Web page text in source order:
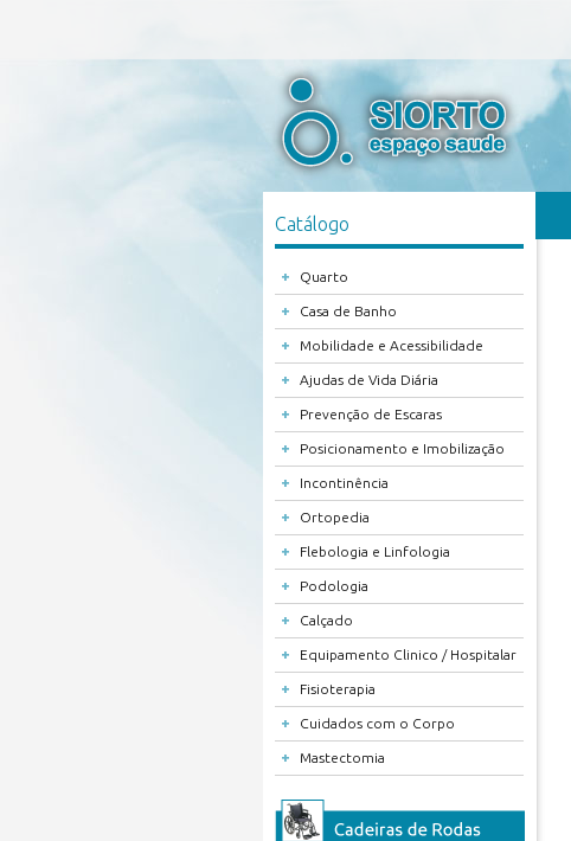
Catálogo
+ Quarto
+ Casa de Banho
+ Mobilidade e Acessibilidade
+ Ajudas de Vida Diária
+ Prevenção de Escaras
+ Posicionamento e Imobilização
+ Incontinência
+ Ortopedia
+ Flebologia e Linfologia
+ Podologia
+ Calçado
+ Equipamento Clinico / Hospitalar
+ Fisioterapia
+ Cuidados com o Corpo
+ Mastectomia